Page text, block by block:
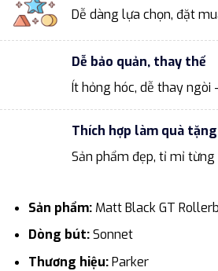
Dễ dàng lựa chọn, đặt
Dễ bảo quản, thay thế
Ít hỏng hóc, dễ thay ngòi
Thích hợp làm quà tặng
Sản phẩm đẹp, tỉ mỉ
Sản phẩm:Matt Black GT
Dòng bút:Sonnet
Thương hiệu:Parker